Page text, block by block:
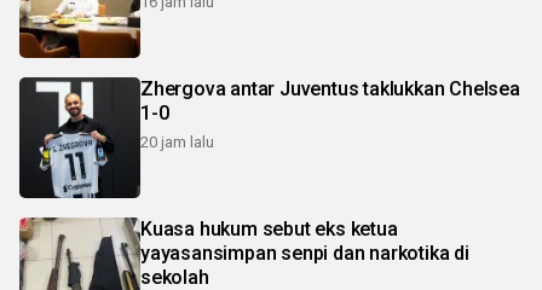
Zhergova antar Juventus taklukkan Chelsea
1-0
20 jam lalu
Kuasa hukum sebut eks ketua
yayasansimpan senpi dan narkotika di
sekolah